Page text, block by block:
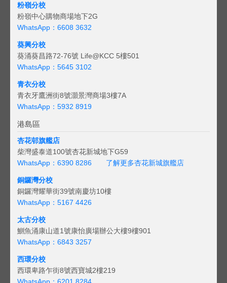
粉嶺分校
粉嶺中心購物商場地下2G
WhatsApp：6608 3632
葵興分校
葵涌葵昌路72-76號 Life@KCC 5樓501
WhatsApp：5645 3102
青衣分校
青衣牙鷹洲街8號灝景灣商場3樓7A
WhatsApp：5932 8919
港島區
杏花邨旗艦店
柴灣盛泰道100號杏花新城地下G59
WhatsApp：6390 8286
了解更多杏花新城旗艦店
銅鑼灣分校
銅鑼灣耀華街39號南慶坊10樓
WhatsApp：5167 4426
太古分校
鰂魚涌康山道1號康怡廣場辦公大樓9樓901
WhatsApp：6843 3257
西環分校
西環卑路乍街8號西寶城2樓219
WhatsApp：6201 8284